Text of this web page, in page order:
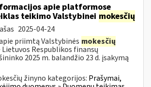
apie platformose
teikimo Valstybinei mokesčių
2025-04-24
priimtą Valstybinės mokesčių
Respublikos finansų
2025 m. balandžio 23 d. įsakymą
žinyno kategorijos: Prašymai,